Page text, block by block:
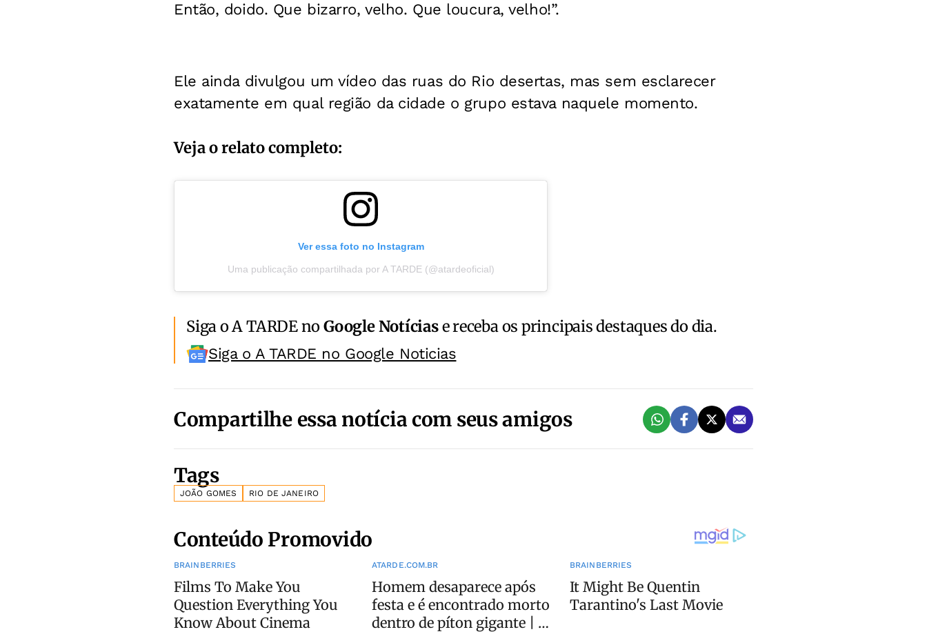
Então, doido. Que bizarro, velho. Que loucura, velho!”.
Ele ainda divulgou um vídeo das ruas do Rio desertas, mas sem esclarecer
exatamente em qual região da cidade o grupo estava naquele momento.
Veja o relato completo:
Ver essa foto no Instagram
Uma publicação compartilhada por A TARDE (@atardeoficial)
Siga o A TARDE noGoogle Notíciase receba os principais destaques do dia.
Siga o A TARDE no Google Noticias
Compartilhe essa notícia com seus amigos
Tags
JOÃO GOMES RIO DE JANEIRO